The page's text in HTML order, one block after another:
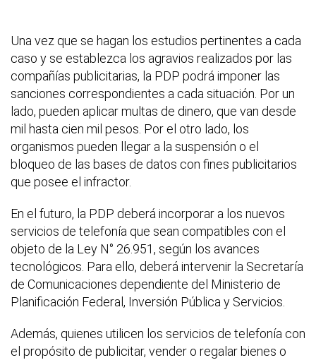
Una vez que se hagan los estudios pertinentes a cada
caso y se establezca los agravios realizados por las
compañías publicitarias, la PDP podrá imponer las
sanciones correspondientes a cada situación. Por un
lado, pueden aplicar multas de dinero, que van desde
mil hasta cien mil pesos. Por el otro lado, los
organismos pueden llegar a la suspensión o el
bloqueo de las bases de datos con fines publicitarios
que posee el infractor.
En el futuro, la PDP deberá incorporar a los nuevos
servicios de telefonía que sean compatibles con el
objeto de la Ley N° 26.951, según los avances
tecnológicos. Para ello, deberá intervenir la Secretaría
de Comunicaciones dependiente del Ministerio de
Planificación Federal, Inversión Pública y Servicios.
Además, quienes utilicen los servicios de telefonía con
el propósito de publicitar, vender o regalar bienes o